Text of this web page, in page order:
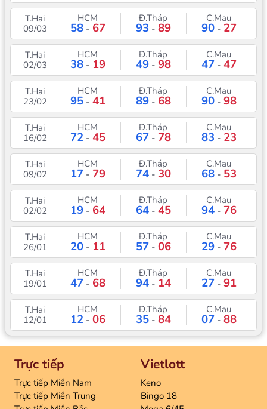
T.Hai
09/03
HCM
58- 67
Đ.Tháp
93 - 89
C.Mau
90- 27
T.Hai
02/03
HCM
38- 19
Đ.Tháp
49- 98
C.Mau
47- 47
T.Hai
23/02
HCM
95- 41
Đ.Tháp
89- 68
C.Mau
90- 98
T.Hai
16/02
HCM
72- 45
Đ.Tháp
67- 78
C.Mau
83 - 23
T.Hai
09/02
HCM
17- 79
Đ.Tháp
74- 30
C.Mau
68- 53
T.Hai
02/02
HCM
19- 64
Đ.Tháp
64- 45
C.Mau
94- 76
T.Hai
26/01
HCM
20- 11
Đ.Tháp
57- 06
C.Mau
29- 76
T.Hai
19/01
HCM
47- 68
Đ.Tháp
94- 14
C.Mau
27- 91
T.Hai
12/01
HCM
12- 06
Đ.Tháp
35- 84
C.Mau
07- 88
Trực tiếp
Trực tiếp Miền Nam
Trực tiếp Miền Trung
Vietlott
Keno
Bingo 18